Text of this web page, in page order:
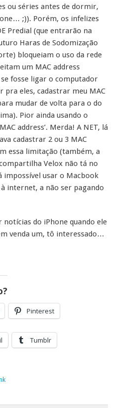
ou séries antes de dormir,
;)). Porém, os infelizes
Predial (que entrarão na
Haras de Sodomização
bloqueiam o uso da rede
um MAC address
fosse ligar o computador
eles, cadastrar meu MAC
mudar de volta para o do
Pior ainda usando o
address’. Merda! A NET, lá
cadastrar 2 ou 3 MAC
essa limitação (também, a
Velox não tá no
usar o Macbook
internet, a não ser pagando
do iPhone quando ele
venda um, tô interessado…
Pinterest
Tumblr